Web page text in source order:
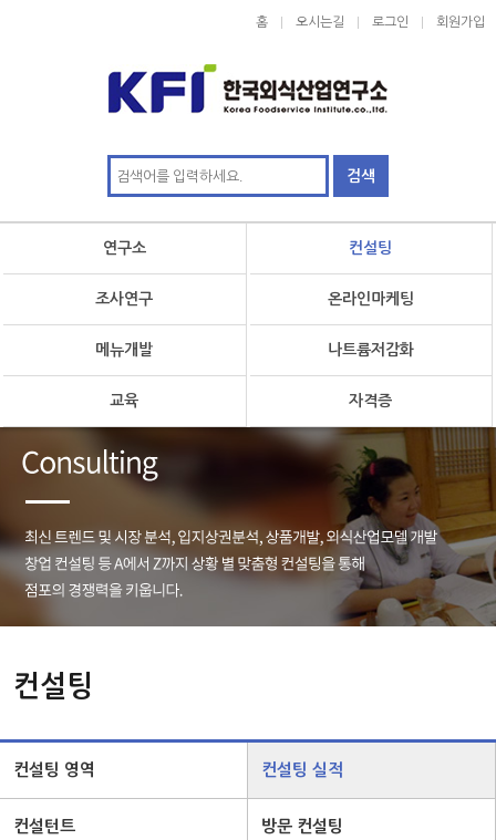
홈 오시는길 로그인 회원가입
연구소 컨설팅
조사연구 온라인마케팅
메뉴개발 나트륨저감화
교육 자격증
컨설팅
컨설팅 영역 컨설팅 실적
컨설턴트 방문 컨설팅